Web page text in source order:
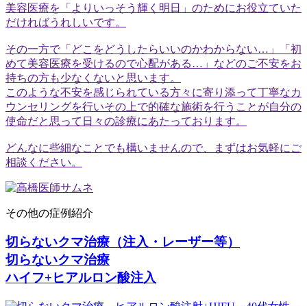
美容医療を「よりいっそう輝く明日」のためにお役立ていた
だければうれしいです。
その一方で「どこをどうしたらいいのかわからない…」「初
めて美容医療を受けるので心配がある…」などのご不安をお
持ちの方も少なくないと思います。
このような不安を感じられている方々に寄り添って丁寧なカ
ウンセリングを行いその上で的確な施術を行うことが自分の
使命だと思って日々の診療にあたっております。
どんなに些細なことでも構いませんので、まずはお気軽にご
相談ください。
その他の症例紹介
切らないクマ治療（注入・レーザー等）
切らないクマ治療
ハイフ+ヒアルロン酸注入